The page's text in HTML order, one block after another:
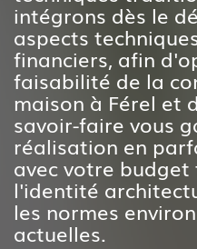
intégrons dès le
aspects
financiers, afin
faisabilité de la
maison à Férel et
savoir-faire vous
réalisation en
avec votre
l'identité
les normes
actuelles.